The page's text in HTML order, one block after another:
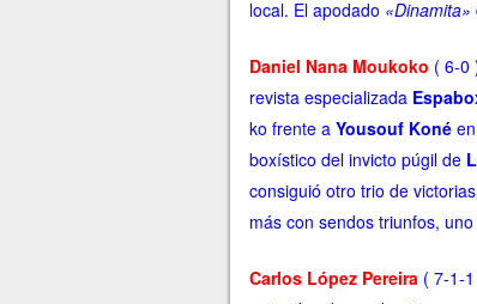
local. El apodado «Dinamita»
Daniel Nana Moukoko ( 6-0
revista especializada
ko frente a Yousouf Koné
boxístico del invicto púgil de
consiguió otro trio de
más con sendos triunfos,
Carlos López Pereira( 7-1-1